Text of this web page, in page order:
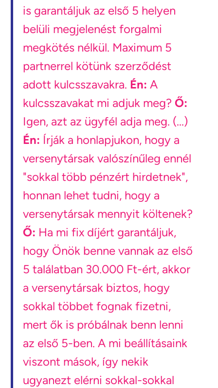
is garantáljuk az első 5 helyen
belüli megjelenést forgalmi
megkötés nélkül. Maximum 5
partnerrel kötünk szerződést
adott kulcsszavakra. Én: A
kulcsszavakat mi adjuk meg?Ő:
Igen, azt az ügyfél adja meg. (...)
Én: Írják a honlapjukon, hogy a
versenytársak valószínűleg ennél
"sokkal több pénzért hirdetnek",
honnan lehet tudni, hogy a
versenytársak mennyit költenek?
Ő: Ha mi fix díjért garantáljuk,
hogy Önök benne vannak az első
5 találatban 30.000 Ft-ért, akkor
a versenytársak biztos, hogy
sokkal többet fognak fizetni,
mert ők is próbálnak benn lenni
az első 5-ben. A mi beállításaink
viszont mások, így nekik
ugyanezt elérni sokkal-sokkal